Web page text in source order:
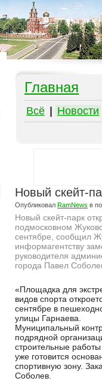
Главная
Всё Новости
Новый скейт-
Опубликовал RamNews в
Новый скейт-парк
подмосковном
сентябре, сообщил
информагентству
руководителя
города Павел
«Площадка для
видов спорта
сентябре в
улицы Гарнаева.
Муниципальный
подрядной
строительные
уже готовится
спортивную зону.
Соболев.